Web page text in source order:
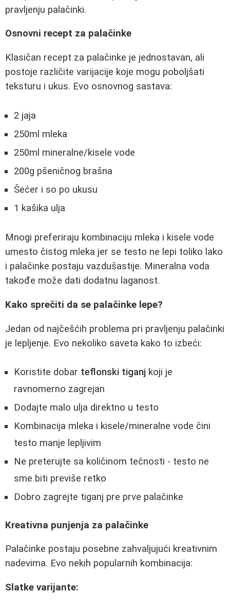
pravljenju palačinki.
Osnovni recept za palačinke
Klasičan recept za palačinke je jednostavan, ali
postoje različite varijacije koje mogu poboljšati
teksturu i ukus. Evo osnovnog sastava:
2 jaja
250ml mleka
250ml mineralne/kisele vode
200g pšeničnog brašna
Šećer i so po ukusu
1 kašika ulja
Mnogi preferiraju kombinaciju mleka i kisele vode
umesto čistog mleka jer se testo ne lepi toliko lako
i palačinke postaju vazdušastije. Mineralna voda
takođe može dati dodatnu laganost.
Kako sprečiti da se palačinke lepe?
Jedan od najčešćih problema pri pravljenju palačinki
je lepljenje. Evo nekoliko saveta kako to izbeći:
Koristite dobar teflonski tiganj koji je
ravnomerno zagrejan
Dodajte malo ulja direktno u testo
Kombinacija mleka i kisele/mineralne vode čini
testo manje lepljivim
Ne preterujte sa količinom tečnosti - testo ne
sme biti previše retko
Dobro zagrejte tiganj pre prve palačinke
Kreativna punjenja za palačinke
Palačinke postaju posebne zahvaljujući kreativnim
nadevima. Evo nekih popularnih kombinacija:
Slatke varijante: